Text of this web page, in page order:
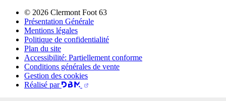
© 2026 Clermont Foot 63
Présentation Générale
Mentions légales
Politique de confidentialité
Plan du site
Accessibilité: Partiellement conforme
Conditions générales de vente
Gestion des cookies
Réalisé par